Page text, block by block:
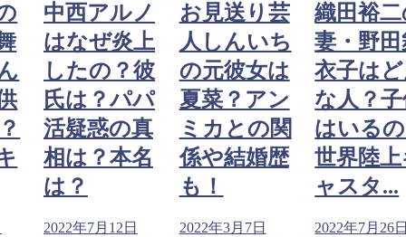
中西アルノ
はなぜ炎上
したの？彼
氏は？パパ
活疑惑の真
相は？本名
は？
2022年7月12日
お見送り芸
人しんいち
の元彼女は
夏菜？アン
ミカとの関
係や結婚歴
も！
2022年3月7日
織田裕
妻・野
衣子は
な人？
はいる
世界陸
ャスタ...
2022年7月26